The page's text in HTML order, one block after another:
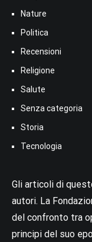
Nature
Politica
Recensioni
Religione
Salute
Senza categoria
Storia
Tecnologia
Gli articoli di
autori. La
del confronto tra
principi del suo